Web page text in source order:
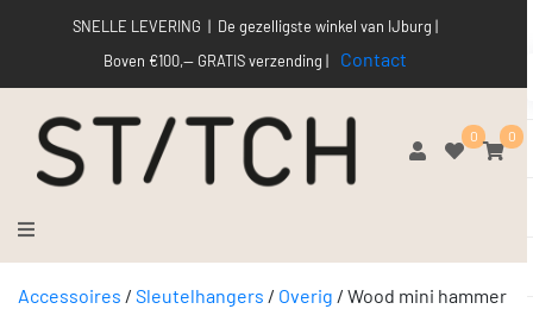
SNELLE LEVERING | De gezelligste winkel van IJburg |
Boven €100,-- GRATIS verzending |
Contact
0 0
Accessoires / Sleutelhangers / Overig / Wood mini hammer